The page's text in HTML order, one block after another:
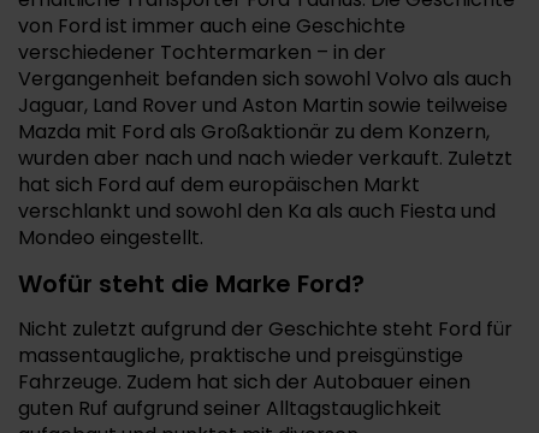
von Ford ist immer auch eine Geschichte
verschiedener Tochtermarken – in der
Vergangenheit befanden sich sowohl Volvo als auch
Jaguar, Land Rover und Aston Martin sowie teilweise
Mazda mit Ford als Großaktionär zu dem Konzern,
wurden aber nach und nach wieder verkauft. Zuletzt
hat sich Ford auf dem europäischen Markt
verschlankt und sowohl den Ka als auch Fiesta und
Mondeo eingestellt.
Wofür steht die Marke Ford?
Nicht zuletzt aufgrund der Geschichte steht Ford für
massentaugliche, praktische und preisgünstige
Fahrzeuge. Zudem hat sich der Autobauer einen
guten Ruf aufgrund seiner Alltagstauglichkeit